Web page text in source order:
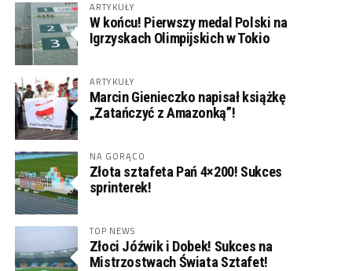
ARTYKUŁY
W końcu! Pierwszy medal Polski na
Igrzyskach Olimpijskich w Tokio
ARTYKUŁY
Marcin Gienieczko napisał książkę
„Zatańczyć z Amazonką”!
NA GORĄCO
Złota sztafeta Pań 4×200! Sukces
sprinterek!
TOP NEWS
Złoci Jóźwik i Dobek! Sukces na
Mistrzostwach Świata Sztafet!